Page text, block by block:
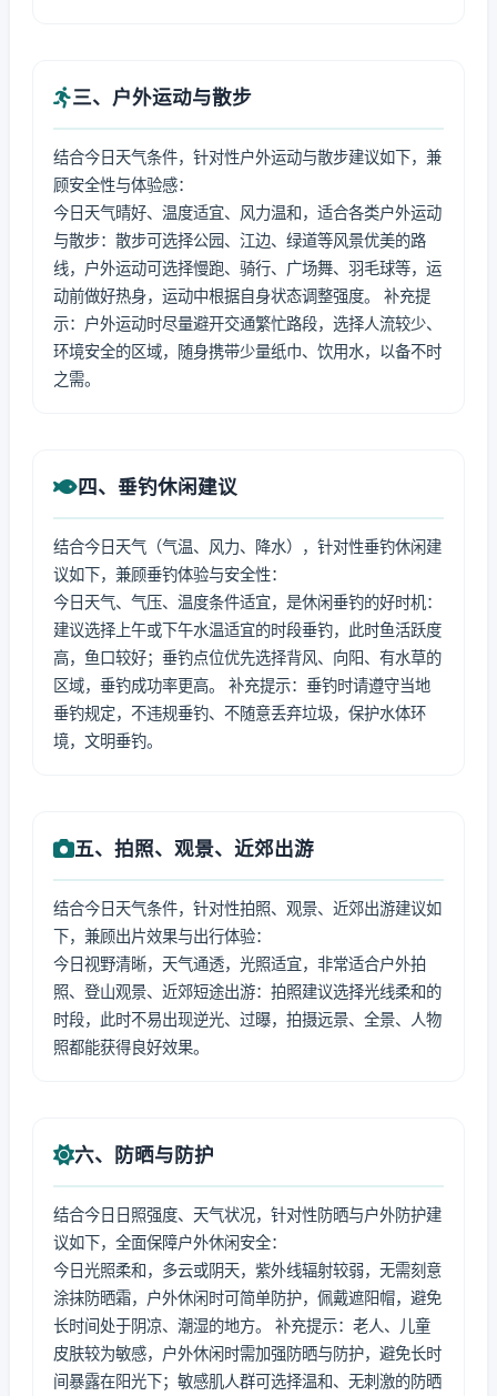
三、户外运动与散步
结合今日天气条件，针对性户外运动与散步建议如下，兼
顾安全性与体验感：
今日天气晴好、温度适宜、风力温和，适合各类户外运动
与散步：散步可选择公园、江边、绿道等风景优美的路
线，户外运动可选择慢跑、骑行、广场舞、羽毛球等，运
动前做好热身，运动中根据自身状态调整强度。 补充提
示：户外运动时尽量避开交通繁忙路段，选择人流较少、
环境安全的区域，随身携带少量纸巾、饮用水，以备不时
之需。
四、垂钓休闲建议
结合今日天气（气温、风力、降水），针对性垂钓休闲建
议如下，兼顾垂钓体验与安全性：
今日天气、气压、温度条件适宜，是休闲垂钓的好时机：
建议选择上午或下午水温适宜的时段垂钓，此时鱼活跃度
高，鱼口较好；垂钓点位优先选择背风、向阳、有水草的
区域，垂钓成功率更高。 补充提示：垂钓时请遵守当地
垂钓规定，不违规垂钓、不随意丢弃垃圾，保护水体环
境，文明垂钓。
五、拍照、观景、近郊出游
结合今日天气条件，针对性拍照、观景、近郊出游建议如
下，兼顾出片效果与出行体验：
今日视野清晰，天气通透，光照适宜，非常适合户外拍
照、登山观景、近郊短途出游：拍照建议选择光线柔和的
时段，此时不易出现逆光、过曝，拍摄远景、全景、人物
照都能获得良好效果。
六、防晒与防护
结合今日日照强度、天气状况，针对性防晒与户外防护建
议如下，全面保障户外休闲安全：
今日光照柔和，多云或阴天，紫外线辐射较弱，无需刻意
涂抹防晒霜，户外休闲时可简单防护，佩戴遮阳帽，避免
长时间处于阴凉、潮湿的地方。 补充提示：老人、儿童
皮肤较为敏感，户外休闲时需加强防晒与防护，避免长时
间暴露在阳光下；敏感肌人群可选择温和、无刺激的防晒